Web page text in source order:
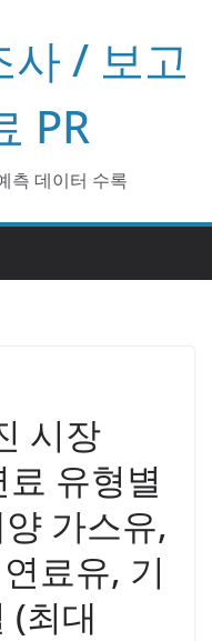
사 / 보고
PR
측 데이터 수록
시장
유형별
가스유,
료유, 기
(최대